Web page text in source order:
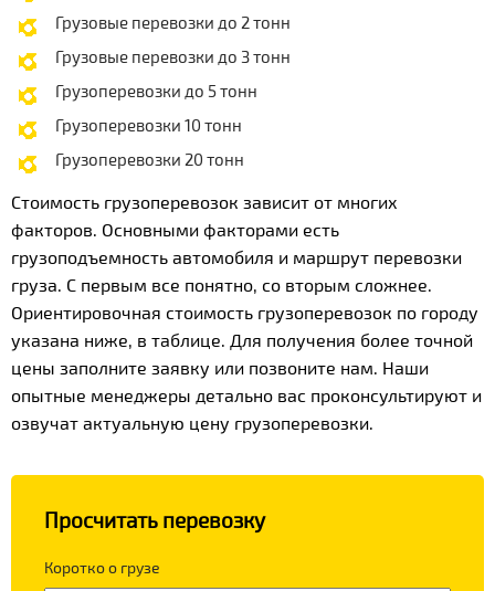
Грузовые перевозки до 2 тонн
Грузовые перевозки до 3 тонн
Грузоперевозки до 5 тонн
Грузоперевозки 10 тонн
Грузоперевозки 20 тонн
Стоимость грузоперевозок зависит от многих
факторов. Основными факторами есть
грузоподъемность автомобиля и маршрут перевозки
груза. С первым все понятно, со вторым сложнее.
Ориентировочная стоимость грузоперевозок по городу
указана ниже, в таблице. Для получения более точной
цены заполните заявку или позвоните нам. Наши
опытные менеджеры детально вас проконсультируют и
озвучат актуальную цену грузоперевозки.
Просчитать перевозку
Коротко о грузе